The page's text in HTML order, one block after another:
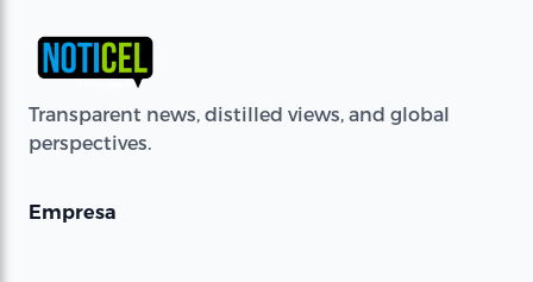
Transparent news, distilled views, and global
perspectives.
Empresa